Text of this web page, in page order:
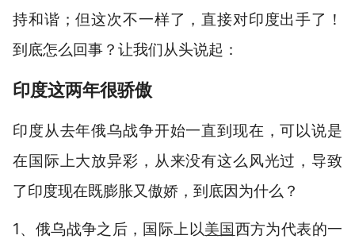
持和谐；但这次不一样了，直接对印度出手了！
到底怎么回事？让我们从头说起：
印度这两年很骄傲
印度从去年俄乌战争开始一直到现在，可以说是
在国际上大放异彩，从来没有这么风光过，导致
了印度现在既膨胀又傲娇，到底因为什么？
1、俄乌战争之后，国际上以美国西方为代表的一